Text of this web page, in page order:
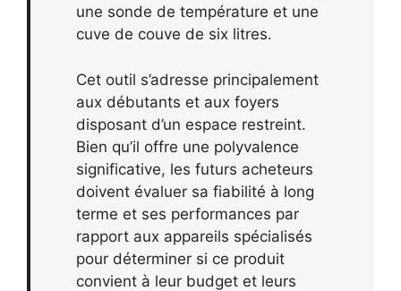
une sonde de température et une
cuve de couve de six litres.
Cet outil s’adresse principalement
aux débutants et aux foyers
disposant d’un espace restreint.
Bien qu’il offre une polyvalence
significative, les futurs acheteurs
doivent évaluer sa fiabilité à long
terme et ses performances par
rapport aux appareils spécialisés
pour déterminer si ce produit
convient à leur budget et leurs